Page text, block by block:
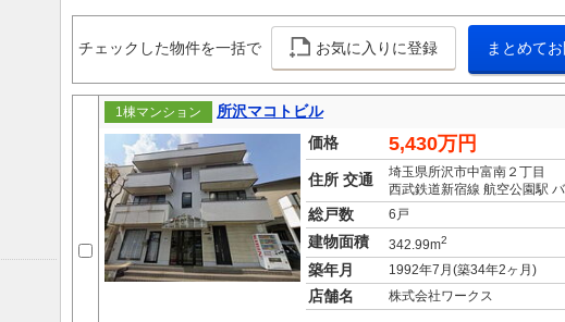
チェックした物件を一括で お気に入りに登録 まとめて
1棟マンション
所沢マコトビル
価格
5,430万円
住所 交通
埼玉県所沢市中富南２丁目
西武鉄道新宿線 航空公園駅
総戸数 6戸
建物面積 342.99m2
築年月 1992年7月(築34年2ヶ月)
店舗名 株式会社ワークス